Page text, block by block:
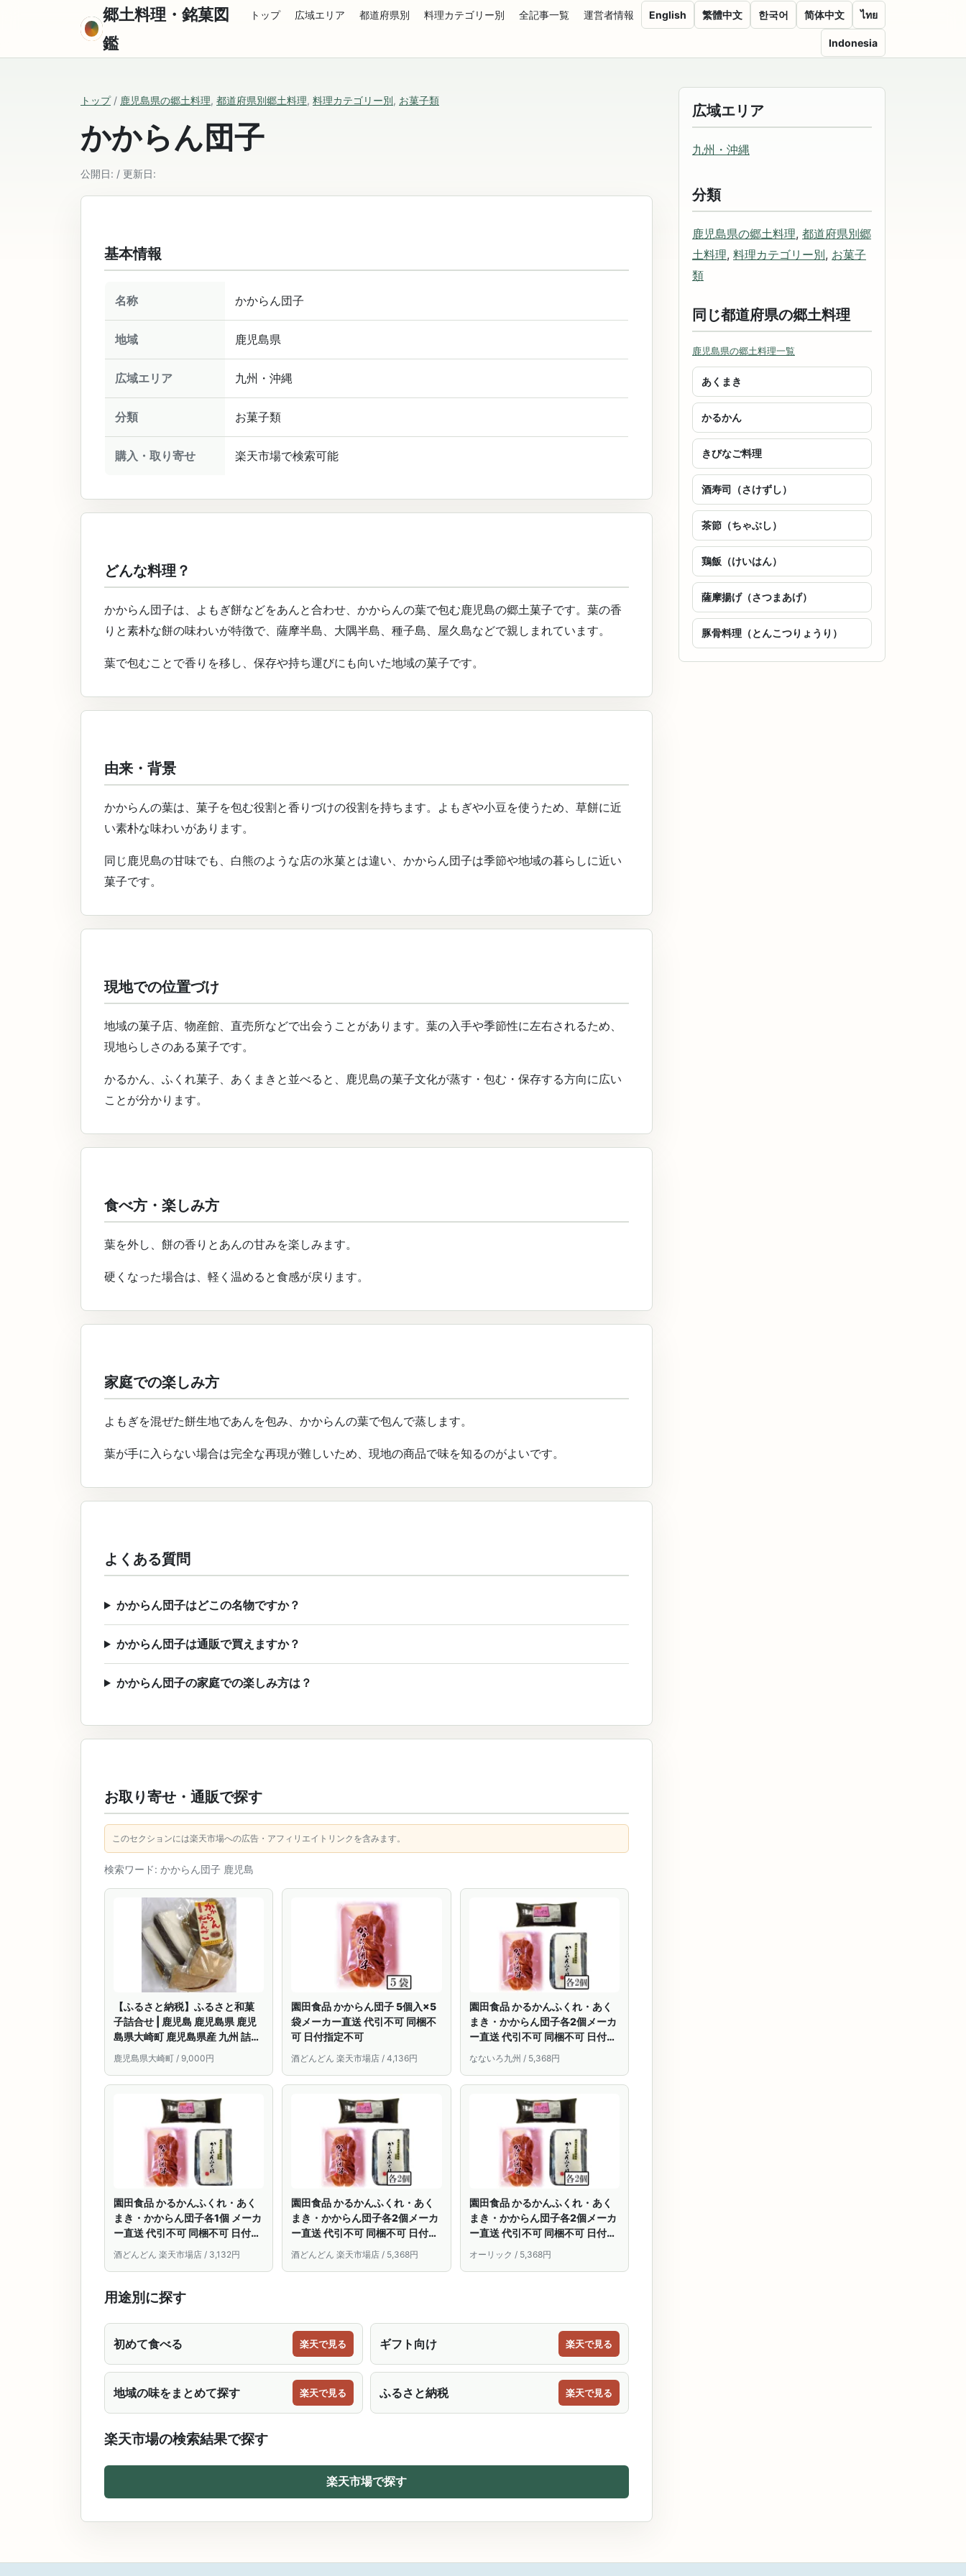
郷土料理・銘菓図
鑑
トップ 広域エリア 都道府県別 料理カテゴリー別 全記事一覧 運営者情報 English 繁體中文 한국어 简体中文 ไทย
Indonesia
トップ/ 鹿児島県の郷土料理, 都道府県別郷土料理, 料理カテゴリー別, お菓子類
かからん団子
公開日: / 更新日:
基本情報
名称 かからん団子
地域 鹿児島県
広域エリア 九州・沖縄
分類 お菓子類
購入・取り寄せ 楽天市場で検索可能
どんな料理？
かからん団子は、よもぎ餅などをあんと合わせ、かからんの葉で包む鹿児島の郷土菓子です。葉の香
りと素朴な餅の味わいが特徴で、薩摩半島、大隅半島、種子島、屋久島などで親しまれています。
葉で包むことで香りを移し、保存や持ち運びにも向いた地域の菓子です。
由来・背景
かからんの葉は、菓子を包む役割と香りづけの役割を持ちます。よもぎや小豆を使うため、草餅に近
い素朴な味わいがあります。
同じ鹿児島の甘味でも、白熊のような店の氷菓とは違い、かからん団子は季節や地域の暮らしに近い
菓子です。
現地での位置づけ
地域の菓子店、物産館、直売所などで出会うことがあります。葉の入手や季節性に左右されるため、
現地らしさのある菓子です。
かるかん、ふくれ菓子、あくまきと並べると、鹿児島の菓子文化が蒸す・包む・保存する方向に広い
ことが分かります。
食べ方・楽しみ方
葉を外し、餅の香りとあんの甘みを楽しみます。
硬くなった場合は、軽く温めると食感が戻ります。
家庭での楽しみ方
よもぎを混ぜた餅生地であんを包み、かからんの葉で包んで蒸します。
葉が手に入らない場合は完全な再現が難しいため、現地の商品で味を知るのがよいです。
よくある質問
かからん団子はどこの名物ですか？
かからん団子は通販で買えますか？
かからん団子の家庭での楽しみ方は？
お取り寄せ・通販で探す
このセクションには楽天市場への広告・アフィリエイトリンクを含みます。
検索ワード: かからん団子 鹿児島
【ふるさと納税】ふるさと和菓
子詰合せ | 鹿児島 鹿児島県 鹿児
島県大崎町 鹿児島県産 九州 詰め
合わせ お菓子 和菓子 特産品 お取
り寄せ 菓子 大崎町 大崎 おかし
バラエティーパック かからん団
子 食べ比べセット スイーツ デザ
ート 支援 支援品 お取り寄せスイ
鹿児島県大崎町 / 9,000円
園田食品 かからん団子 5個入×5
袋メーカー直送 代引不可 同梱不
可 日付指定不可
酒どんどん 楽天市場店 / 4,136円
園田食品 かるかんふくれ・あく
まき・かからん団子各2個メーカ
ー直送 代引不可 同梱不可 日付指
なないろ九州 / 5,368円
園田食品 かるかんふくれ・あく
まき・かからん団子各1個 メーカ
ー直送 代引不可 同梱不可 日付指
定不可※北海道・東北地区は、別
途送料1000円が発生します。
酒どんどん 楽天市場店 / 3,132円
園田食品 かるかんふくれ・あく
まき・かからん団子各2個メーカ
ー直送 代引不可 同梱不可 日付指
定不可
酒どんどん 楽天市場店 / 5,368円
園田食品 かるかんふくれ・あく
まき・かからん団子各2個メーカ
ー直送 代引不可 同梱不可 日付指
オーリック / 5,368円
用途別に探す
初めて食べる 楽天で見る ギフト向け 楽天で見る
地域の味をまとめて探す 楽天で見る ふるさと納税 楽天で見る
楽天市場の検索結果で探す
楽天市場で探す
広域エリア
九州・沖縄
分類
鹿児島県の郷土料理, 都道府県別郷
土料理, 料理カテゴリー別, お菓子
類
同じ都道府県の郷土料理
鹿児島県の郷土料理一覧
あくまき
かるかん
きびなご料理
酒寿司（さけずし）
茶節（ちゃぶし）
鶏飯（けいはん）
薩摩揚げ（さつまあげ）
豚骨料理（とんこつりょうり）